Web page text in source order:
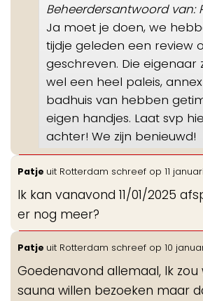
Beheerdersantwoord van:
Ja moet je doen, we
tijdje geleden een review
geschreven. Die eigenaar
wel een heel paleis,
badhuis van hebben
eigen handjes. Laat svp
achter! We zijn benieuwd!
Patje uit Rotterdam schreef op 11
Ik kan vanavond 11/01/2025
er nog meer?
Patje uit Rotterdam schreef op 10
Goedenavond allemaal, Ik zou
sauna willen bezoeken maar